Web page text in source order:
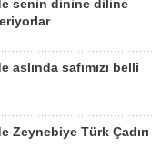
senin dinine diline
aslında safımızı belli
Zeynebiye Türk Çadırı